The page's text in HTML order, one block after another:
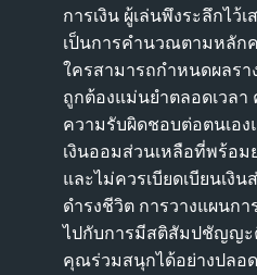
การเงิน ผู้เล่นพึงระลึกไว้
เป็นการคำนวณตามหลัก
ใครสามารถกำหนดผลรา
ถูกต้องแม่นยำตลอดเวลา
ความรับผิดชอบต่อตนเอง
เงินออมส่วนเหลือที่พร้อม
และไม่ควรเบียดเบียนเงิ
ดำรงชีวิต การวางแผนก
ไปกับการมีสติสัมปชัญญะ
คุณร่วมสนุกได้อย่างปลอ